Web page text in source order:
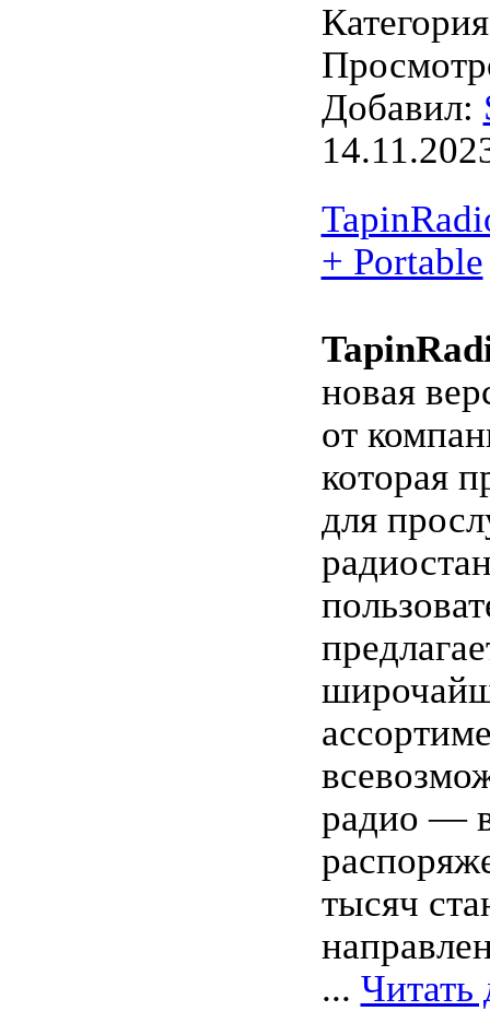
Добавил:
+ Portable
новая
от
которая
для
радио —
тысяч
... Читать